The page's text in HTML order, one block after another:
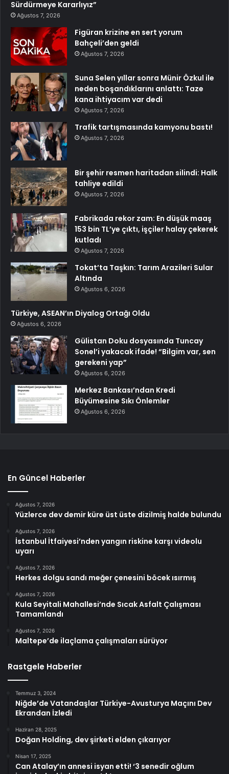
Sürdürmeye Kararlıyız”
Ağustos 7, 2026
Figüran krizine en sert yorum
Bahçeli’den geldi
Ağustos 7, 2026
Suna Selen yıllar sonra Münir Özkul ile
neden boşandıklarını anlattı: Taze
kana ihtiyacım var dedi
Ağustos 7, 2026
Trafik tartışmasında kamyonu bastı!
Ağustos 7, 2026
Bir şehir resmen haritadan silindi: Halk
tahliye edildi
Ağustos 7, 2026
Fabrikada rekor zam: En düşük maaş
153 bin TL’ye çıktı, işçiler halay çekerek
kutladı
Ağustos 7, 2026
Tokat’ta Taşkın: Tarım Arazileri Sular
Altında
Ağustos 6, 2026
Türkiye, ASEAN’ın Diyalog Ortağı Oldu
Ağustos 6, 2026
Gülistan Doku dosyasında Tuncay
Sonel’i yakacak ifade! “Bilgim var, sen
gerekeni yap”
Ağustos 6, 2026
Merkez Bankası’ndan Kredi
Büyümesine Sıkı Önlemler
Ağustos 6, 2026
En Güncel Haberler
Ağustos 7, 2026
Yüzlerce dev demir küre üst üste dizilmiş halde bulundu
Ağustos 7, 2026
İstanbul İtfaiyesi’nden yangın riskine karşı videolu
uyarı
Ağustos 7, 2026
Herkes dolgu sandı meğer çenesini böcek ısırmış
Ağustos 7, 2026
Kula Seyitali Mahallesi’nde Sıcak Asfalt Çalışması
Tamamlandı
Ağustos 7, 2026
Maltepe’de ilaçlama çalışmaları sürüyor
Rastgele Haberler
Temmuz 3, 2024
Niğde’de Vatandaşlar Türkiye-Avusturya Maçını Dev
Ekrandan İzledi
Haziran 28, 2025
Doğan Holding, dev şirketi elden çıkarıyor
Nisan 17, 2025
Can Atalay’ın annesi isyan etti! ‘3 senedir oğlum